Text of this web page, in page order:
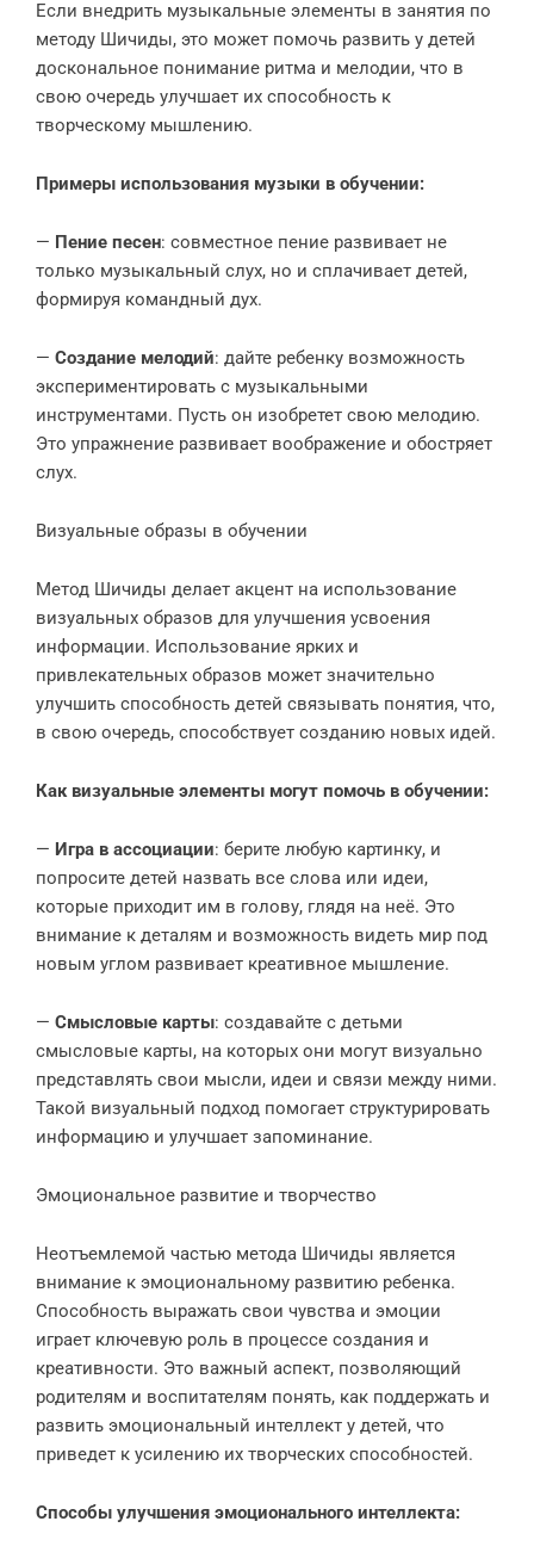
Если внедрить музыкальные элементы в занятия по
методу Шичиды, это может помочь развить у детей
доскональное понимание ритма и мелодии, что в
свою очередь улучшает их способность к
творческому мышлению.
Примеры использования музыки в обучении:
— Пение песен: совместное пение развивает не
только музыкальный слух, но и сплачивает детей,
формируя командный дух.
— Создание мелодий: дайте ребенку возможность
экспериментировать с музыкальными
инструментами. Пусть он изобретет свою мелодию.
Это упражнение развивает воображение и обостряет
слух.
Визуальные образы в обучении
Метод Шичиды делает акцент на использование
визуальных образов для улучшения усвоения
информации. Использование ярких и
привлекательных образов может значительно
улучшить способность детей связывать понятия, что,
в свою очередь, способствует созданию новых идей.
Как визуальные элементы могут помочь в обучении:
— Игра в ассоциации: берите любую картинку, и
попросите детей назвать все слова или идеи,
которые приходит им в голову, глядя на неё. Это
внимание к деталям и возможность видеть мир под
новым углом развивает креативное мышление.
— Смысловые карты: создавайте с детьми
смысловые карты, на которых они могут визуально
представлять свои мысли, идеи и связи между ними.
Такой визуальный подход помогает структурировать
информацию и улучшает запоминание.
Эмоциональное развитие и творчество
Неотъемлемой частью метода Шичиды является
внимание к эмоциональному развитию ребенка.
Способность выражать свои чувства и эмоции
играет ключевую роль в процессе создания и
креативности. Это важный аспект, позволяющий
родителям и воспитателям понять, как поддержать и
развить эмоциональный интеллект у детей, что
приведет к усилению их творческих способностей.
Способы улучшения эмоционального интеллекта: